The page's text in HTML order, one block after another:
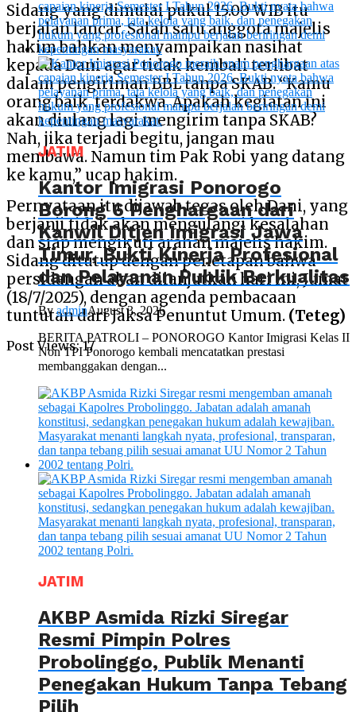
Sidang yang dimulai pukul 15.00 WIB itu
berjalan lancar. Salah satu anggota majelis
hakim bahkan menyampaikan nasihat
kepada Dani agar tidak kembali terlibat
dalam pengiriman BBL tanpa SKAB. “Kamu
orang baik, terdakwa. Apakah kegiatan ini
akan diulang lagi mengirim tanpa SKAB?
Nah, jika terjadi begitu, jangan mau
membawa. Namun tim Pak Robi yang datang
ke kamu,” ucap hakim.
Pernyataan itu dijawab tegas oleh Dani, yang
berjanji tidak akan mengulangi kesalahan
dan siap mengikuti arahan majelis hakim.
Sidang ditutup dengan penetapan bahwa
persidangan akan dilanjutkan hari ini, Jumat
(18/7/2025), dengan agenda pembacaan
tuntutan dari Jaksa Penuntut Umum. (Teteg)
Post Views: 17
JATIM
Kantor Imigrasi Ponorogo
Borong 6 Penghargaan dari
Kanwil Ditjen Imigrasi Jawa
Timur, Bukti Kinerja Profesional
dan Pelayanan Publik Berkualitas
ByadminAugust 3, 2026
BERITA PATROLI – PONOROGO Kantor Imigrasi Kelas II
Non TPI Ponorogo kembali mencatatkan prestasi
membanggakan dengan...
JATIM
AKBP Asmida Rizki Siregar
Resmi Pimpin Polres
Probolinggo, Publik Menanti
Penegakan Hukum Tanpa Tebang
Pilih